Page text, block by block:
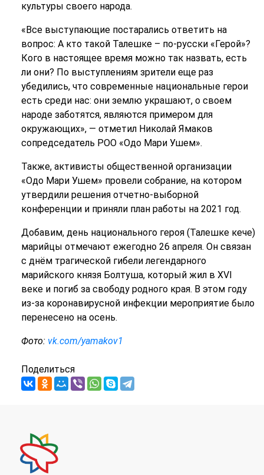
культуры своего народа.
«Все выступающие постарались ответить на
вопрос: А кто такой Талешке – по-русски «Герой»?
Кого в настоящее время можно так назвать, есть
ли они? По выступлениям зрители еще раз
убедились, что современные национальные герои
есть среди нас: они землю украшают, о своем
народе заботятся, являются примером для
окружающих», — отметил Николай Ямаков
сопредседатель РОО «Одо Мари Ушем».
Также, активисты общественной организации
«Одо Мари Ушем» провели собрание, на котором
утвердили решения отчетно-выборной
конференции и приняли план работы на 2021 год.
Добавим, день национального героя (Талешке кече)
марийцы отмечают ежегодно 26 апреля. Он связан
с днём трагической гибели легендарного
марийского князя Болтуша, который жил в XVI
веке и погиб за свободу родного края. В этом году
из-за коронавирусной инфекции мероприятие было
перенесено на осень.
Фото: vk.com/yamakov1
Поделиться